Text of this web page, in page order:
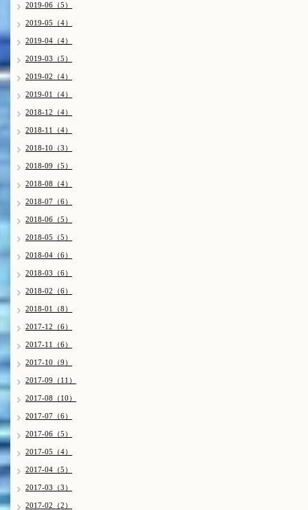
2019-06（5）
2019-05（4）
2019-04（4）
2019-03（5）
2019-02（4）
2019-01（4）
2018-12（4）
2018-11（4）
2018-10（3）
2018-09（5）
2018-08（4）
2018-07（6）
2018-06（5）
2018-05（5）
2018-04（6）
2018-03（6）
2018-02（6）
2018-01（8）
2017-12（6）
2017-11（6）
2017-10（9）
2017-09（11）
2017-08（10）
2017-07（6）
2017-06（5）
2017-05（4）
2017-04（5）
2017-03（3）
2017-02（2）